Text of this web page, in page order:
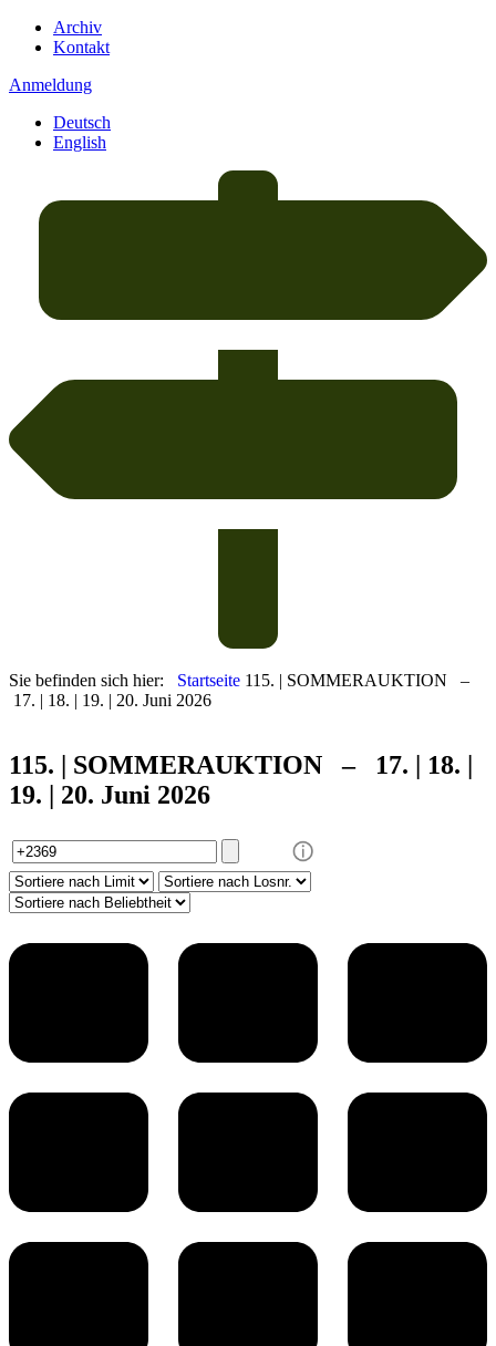
Archiv
Kontakt
Anmeldung
Deutsch
English
Sie befinden sich hier: Startseite 115. | SOMMERAUKTION –
17. | 18. | 19. | 20. Juni 2026
115. | SOMMERAUKTION – 17. | 18. |
19. | 20. Juni 2026